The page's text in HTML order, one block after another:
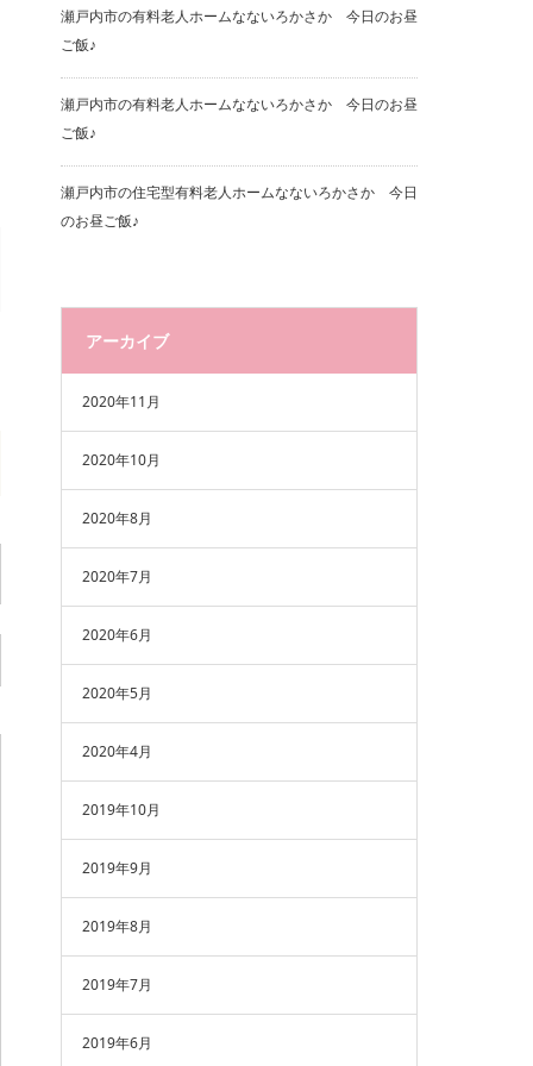
瀬戸内市の有料老人ホームなないろかさか 今日のお昼
ご飯♪
瀬戸内市の有料老人ホームなないろかさか 今日のお昼
ご飯♪
瀬戸内市の住宅型有料老人ホームなないろかさか 今日
のお昼ご飯♪
アーカイブ
2020年11月
2020年10月
2020年8月
2020年7月
2020年6月
2020年5月
2020年4月
2019年10月
2019年9月
2019年8月
2019年7月
2019年6月